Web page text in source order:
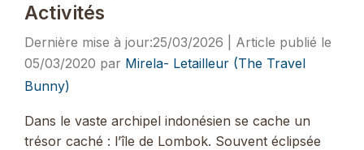
Activités
25/03/2026
05/03/2020 par Mirela- Letailleur (The Travel
Bunny)
Dans le vaste archipel indonésien se cache un
trésor caché : l’île de Lombok. Souvent éclipsée